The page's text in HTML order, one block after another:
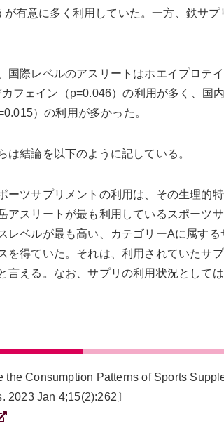
有意に多く利用していた。一方、鉄サ
国際レベルのアスリートはホエイプロテ
フェイン（p=0.046）の利用が多く、国
）の利用が多かった。
は結論を以下のように記している。
ーツサプリメントの利用は、その生理的
アスリートが最も利用しているスポーツ
レベルが最も高い、カテゴリーAに属す
を得ていた。それは、利用されていたサ
言える。なお、サプリの利用状況として
the Consumption Patterns of Sports
2023 Jan 4;15(2):262〕